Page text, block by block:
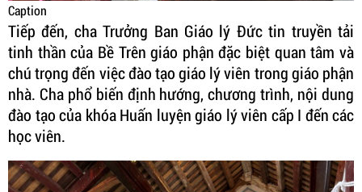
Caption
Tiếp đến, cha Trưởng Ban Giáo lý Đức tin truyền tải
tinh thần của Bề Trên giáo phận đặc biệt quan tâm và
chú trọng đến việc đào tạo giáo lý viên trong giáo phận
nhà. Cha phổ biến định hướng, chương trình, nội dung
đào tạo của khóa Huấn luyện giáo lý viên cấp I đến các
học viên.